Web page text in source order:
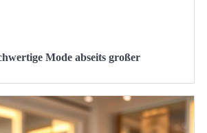
Mode abseits großer